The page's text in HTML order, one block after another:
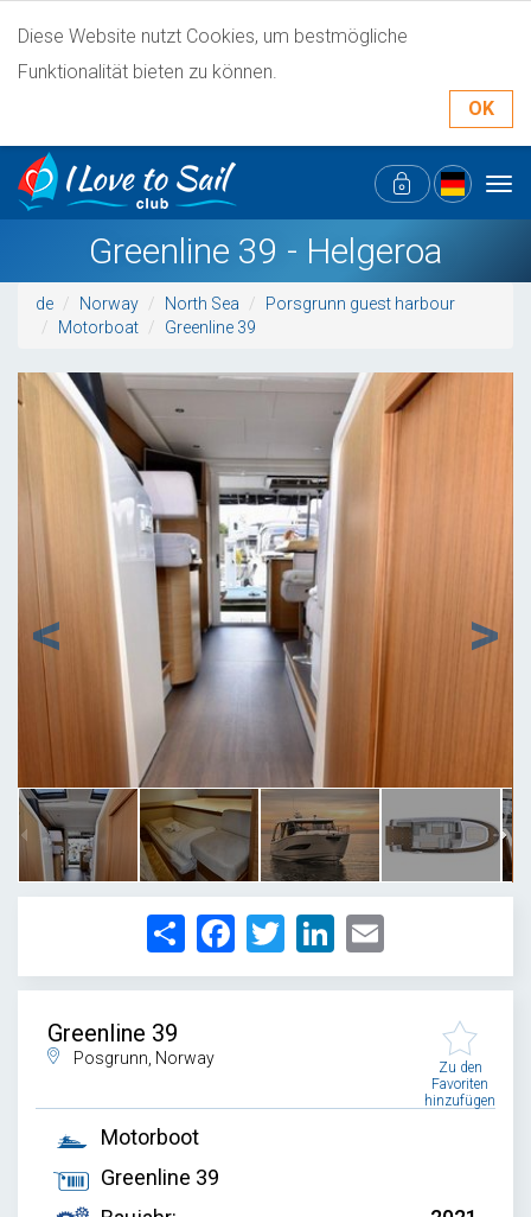
Diese Website nutzt Cookies, um bestmögliche
Funktionalität bieten zu können.
OK
Greenline 39 - Helgeroa
de Norway North Sea
Porsgrunn guest harbour
Motorboat
Greenline 39
/ 32
Share FacebookTwitter LinkedIn
Greenline 39
Posgrunn, Norway
Zu den
Favoriten
hinzufügen
Motorboot
Greenline 39